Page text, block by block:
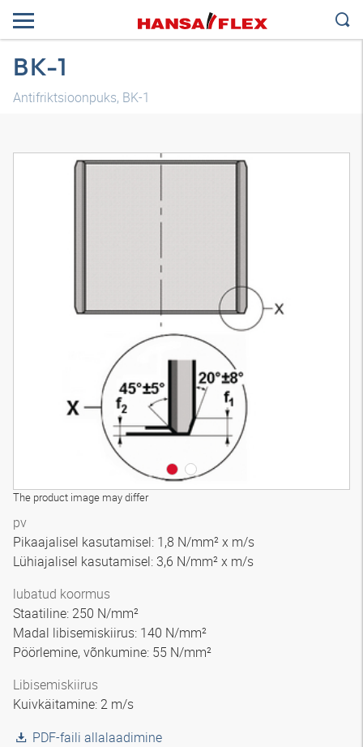
BK-1
Antifriktsioonpuks, BK-1
The product image may differ
pv
Pikaajalisel kasutamisel: 1,8 N/mm² x m/s
Lühiajalisel kasutamisel: 3,6 N/mm² x m/s
lubatud koormus
Staatiline: 250 N/mm²
Madal libisemiskiirus: 140 N/mm²
Pöörlemine, võnkumine: 55 N/mm²
Libisemiskiirus
Kuivkäitamine: 2 m/s
PDF-faili allalaadimine